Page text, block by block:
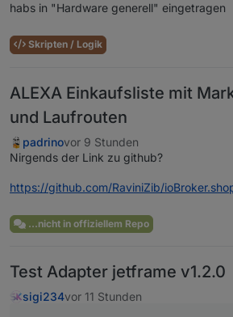
habs in "Hardware generell" eingetragen
Skripten / Logik
ALEXA Einkaufsliste mit
und Laufrouten
padrinovor 9 Stunden
Nirgends der Link zu github?
https://github.com/RaviniZib/
...nicht in offiziellem Repo
Test Adapter jetframe v1.2.0
sigi234vor 11 Stunden